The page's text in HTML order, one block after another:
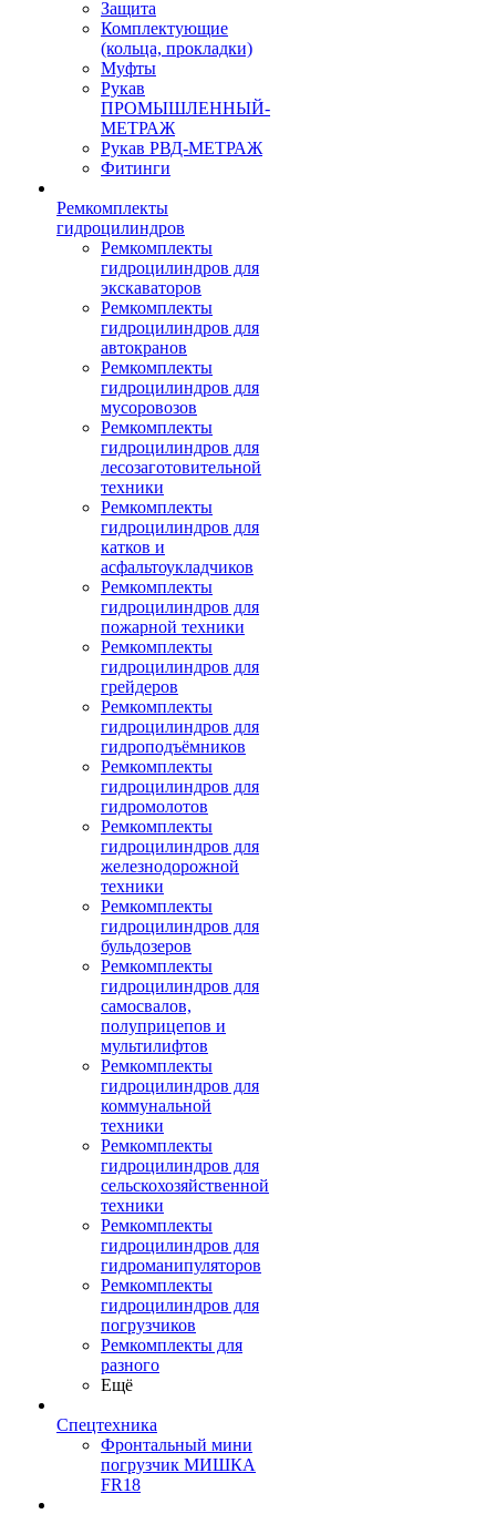
Защита
Комплектующие
(кольца, прокладки)
Муфты
Рукав
ПРОМЫШЛЕННЫЙ-
МЕТРАЖ
Рукав РВД-МЕТРАЖ
Фитинги
Ремкомплекты
гидроцилиндров
Ремкомплекты
гидроцилиндров для
экскаваторов
Ремкомплекты
гидроцилиндров для
автокранов
Ремкомплекты
гидроцилиндров для
мусоровозов
Ремкомплекты
гидроцилиндров для
лесозаготовительной
техники
Ремкомплекты
гидроцилиндров для
катков и
асфальтоукладчиков
Ремкомплекты
гидроцилиндров для
пожарной техники
Ремкомплекты
гидроцилиндров для
грейдеров
Ремкомплекты
гидроцилиндров для
гидроподъёмников
Ремкомплекты
гидроцилиндров для
гидромолотов
Ремкомплекты
гидроцилиндров для
железнодорожной
техники
Ремкомплекты
гидроцилиндров для
бульдозеров
Ремкомплекты
гидроцилиндров для
самосвалов,
полуприцепов и
мультилифтов
Ремкомплекты
гидроцилиндров для
коммунальной
техники
Ремкомплекты
гидроцилиндров для
сельскохозяйственной
техники
Ремкомплекты
гидроцилиндров для
гидроманипуляторов
Ремкомплекты
гидроцилиндров для
погрузчиков
Ремкомплекты для
разного
Ещё
Спецтехника
Фронтальный мини
погрузчик МИШКА
FR18